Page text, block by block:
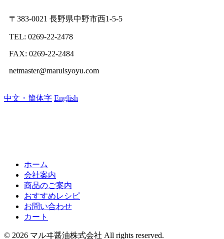
〒383-0021 長野県中野市西1-5-5
TEL: 0269-22-2478
FAX: 0269-22-2484
netmaster@maruisyoyu.com
中文・簡体字 English
ホーム
会社案内
商品のご案内
おすすめレシピ
お問い合わせ
カート
© 2026 マルヰ醤油株式会社 All rights reserved.